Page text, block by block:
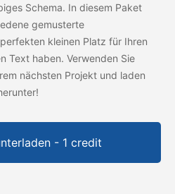
Schema. In diesem Paket
gemusterte
kleinen Platz für Ihren
Text haben. Verwenden Sie
nächsten Projekt und laden
- 1 credit